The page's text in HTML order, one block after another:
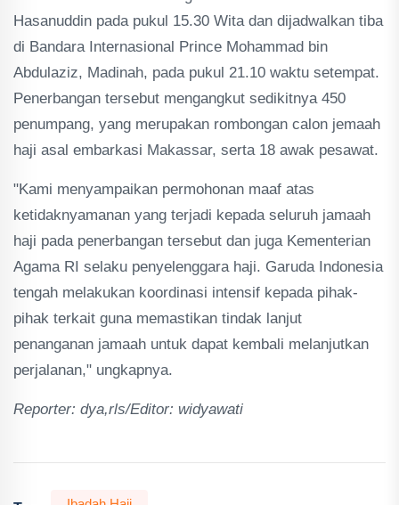
Hasanuddin pada pukul 15.30 Wita dan dijadwalkan tiba
di Bandara Internasional Prince Mohammad bin
Abdulaziz, Madinah, pada pukul 21.10 waktu setempat.
Penerbangan tersebut mengangkut sedikitnya 450
penumpang, yang merupakan rombongan calon jemaah
haji asal embarkasi Makassar, serta 18 awak pesawat.
"Kami menyampaikan permohonan maaf atas
ketidaknyamanan yang terjadi kepada seluruh jamaah
haji pada penerbangan tersebut dan juga Kementerian
Agama RI selaku penyelenggara haji. Garuda Indonesia
tengah melakukan koordinasi intensif kepada pihak-
pihak terkait guna memastikan tindak lanjut
penanganan jamaah untuk dapat kembali melanjutkan
perjalanan," ungkapnya.
Reporter: dya,rls/Editor: widyawati